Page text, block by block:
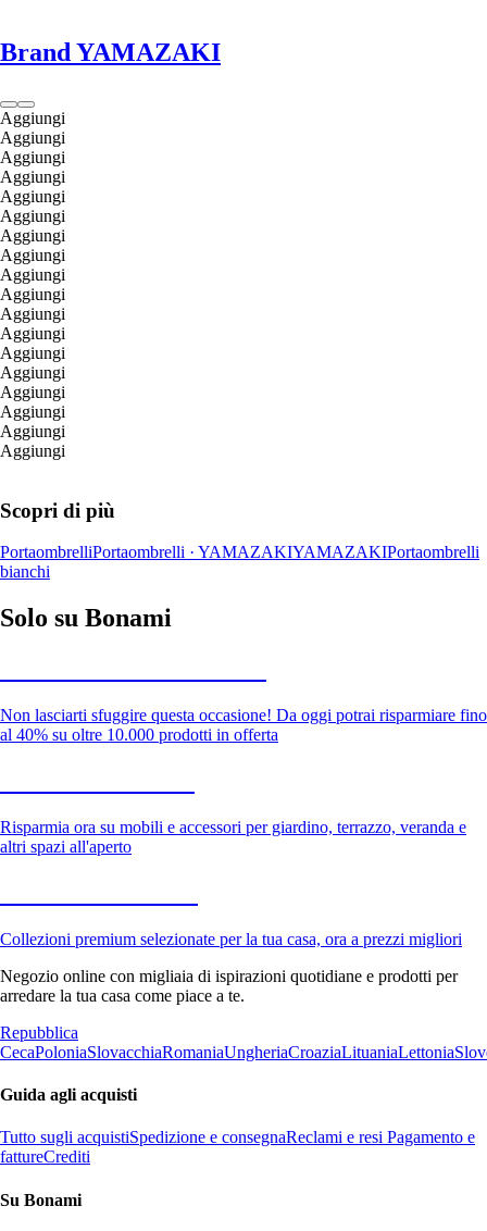
Brand YAMAZAKI
Aggiungi
Aggiungi
Aggiungi
Aggiungi
Aggiungi
Aggiungi
Aggiungi
Aggiungi
Aggiungi
Aggiungi
Aggiungi
Aggiungi
Aggiungi
Aggiungi
Aggiungi
Aggiungi
Aggiungi
Aggiungi
Scopri di più
PortaombrelliPortaombrelli · YAMAZAKIYAMAZAKIPortaombrelli
bianchi
Solo su Bonami
Non lasciarti sfuggire questa occasione! Da oggi potrai risparmiare fino
al 40% su oltre 10.000 prodotti in offerta
Risparmia ora su mobili e accessori per giardino, terrazzo, veranda e
altri spazi all'aperto
Collezioni premium selezionate per la tua casa, ora a prezzi migliori
Negozio online con migliaia di ispirazioni quotidiane e prodotti per
arredare la tua casa come piace a te.
Repubblica
CecaPoloniaSlovacchiaRomaniaUngheriaCroaziaLituaniaLettonia
Guida agli acquisti
Tutto sugli acquistiSpedizione e consegnaReclami e resi Pagamento e
fattureCrediti
Su Bonami